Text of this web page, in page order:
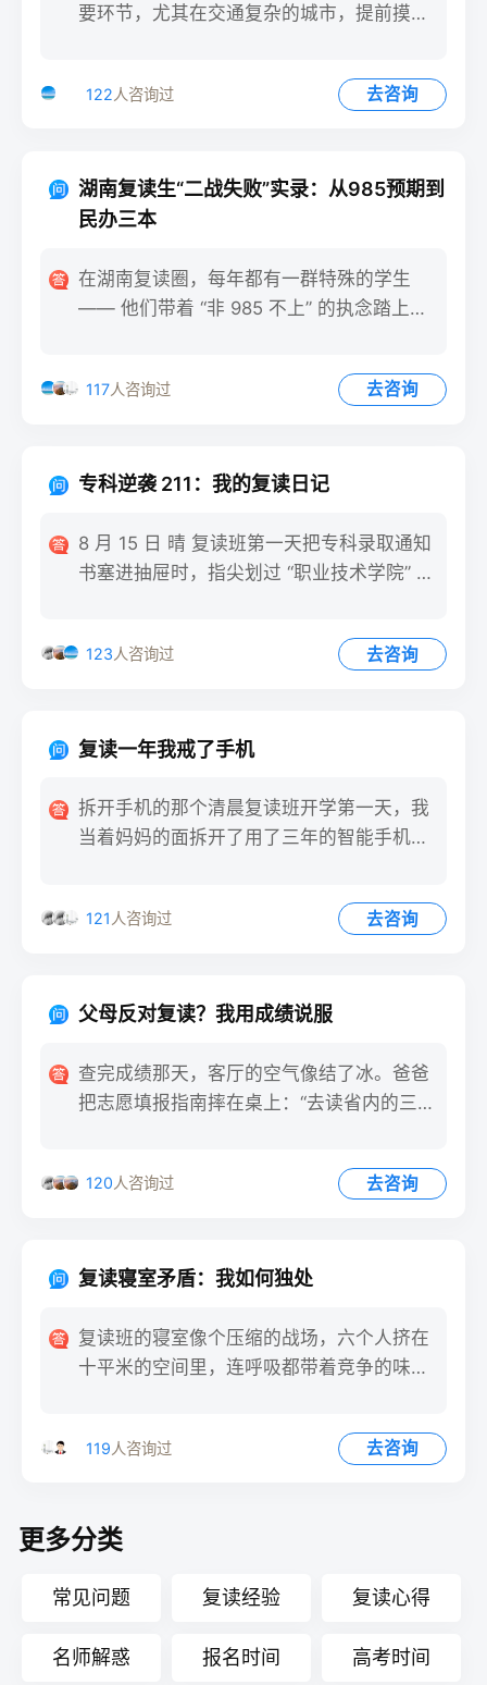
要环节，尤其在交通复杂的城市，提前摸清
122人咨询过 去咨询
湖南复读生“二战失败”实录：从985预期到
民办三本
在湖南复读圈，每年都有一群特殊的学生
—— 他们带着 “非 985 不上” 的执念踏上复
117人咨询过 去咨询
专科逆袭 211：我的复读日记
8 月 15 日 晴 复读班第一天把专科录取通知
书塞进抽屉时，指尖划过 “职业技术学院” 几
123人咨询过 去咨询
复读一年我戒了手机
拆开手机的那个清晨复读班开学第一天，我
当着妈妈的面拆开了用了三年的智能手机。
121 人咨询过 去咨询
父母反对复读？我用成绩说服
查完成绩那天，客厅的空气像结了冰。爸爸
把志愿填报指南摔在桌上：“去读省内的三
120人咨询过 去咨询
复读寝室矛盾：我如何独处
复读班的寝室像个压缩的战场，六个人挤在
十平米的空间里，连呼吸都带着竞争的味
119人咨询过 去咨询
更多分类
常见问题 复读经验 复读心得
名师解惑 报名时间 高考时间